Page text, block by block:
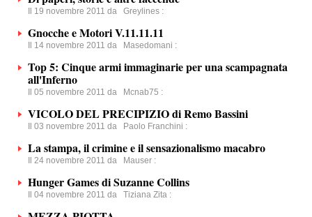
Il 19 novembre 2011 da Greylines :
Gnocche e Motori V.11.11.11
Il 14 novembre 2011 da Masedomani :
Top 5: Cinque armi immaginarie per una scampagnata
all'Inferno
Il 05 novembre 2011 da Mcnab75 :
VICOLO DEL PRECIPIZIO di Remo Bassini
Il 03 novembre 2011 da Paolo Franchini :
La stampa, il crimine e il sensazionalismo macabro
Il 24 novembre 2011 da Mauser :
Hunger Games di Suzanne Collins
Il 04 novembre 2011 da Tiziana Zita :